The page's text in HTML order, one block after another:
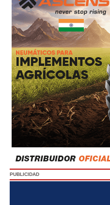
PUBLICIDAD